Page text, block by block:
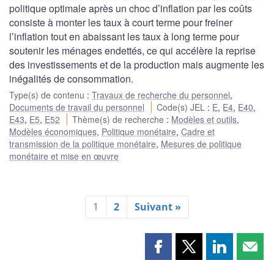
politique optimale après un choc d’inflation par les coûts
consiste à monter les taux à court terme pour freiner
l’inflation tout en abaissant les taux à long terme pour
soutenir les ménages endettés, ce qui accélère la reprise
des investissements et de la production mais augmente les
inégalités de consommation.
Type(s) de contenu : Travaux de recherche du personnel,
Documents de travail du personnel
Code(s) JEL : E, E4, E40,
E43, E5, E52 Thème(s) de recherche : Modèles et outils,
Modèles économiques, Politique monétaire, Cadre et
transmission de la politique monétaire, Mesures de politique
monétaire et mise en œuvre
1 2 Suivant »
PartagerPartagerPartager